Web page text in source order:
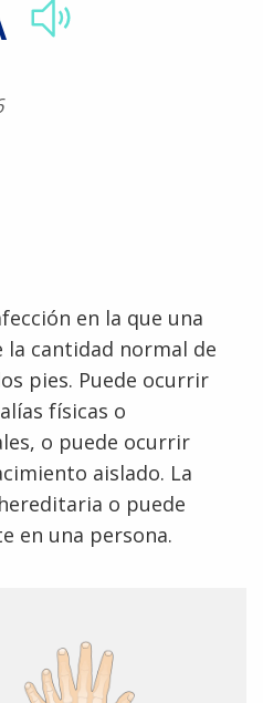
en la que una
la cantidad normal de
pies. Puede ocurrir
físicas o
o puede ocurrir
aislado. La
o puede
en una persona.